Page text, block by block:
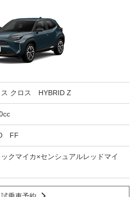
ス クロス HYBRID Z
FF
クマイカ×センシュアルレッドマイ